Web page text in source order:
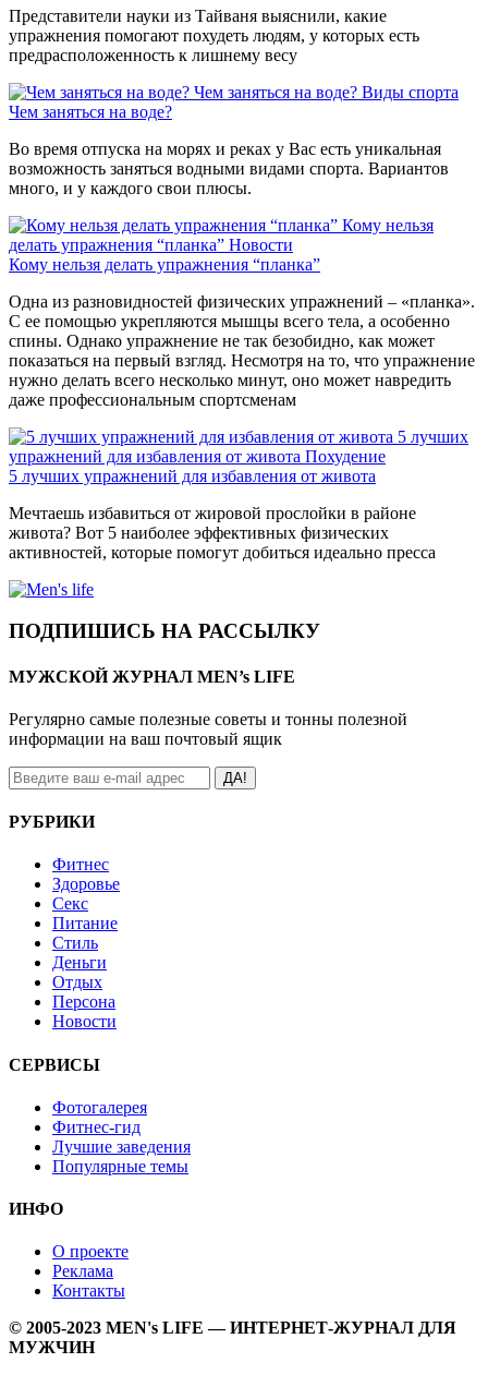
Представители науки из Тайваня выяснили, какие
упражнения помогают похудеть людям, у которых есть
предрасположенность к лишнему весу
Чем заняться на воде? Виды спорта
Чем заняться на воде?
Во время отпуска на морях и реках у Вас есть уникальная
возможность заняться водными видами спорта. Вариантов
много, и у каждого свои плюсы.
Кому нельзя
делать упражнения “планка” Новости
Кому нельзя делать упражнения “планка”
Одна из разновидностей физических упражнений – «планка».
С ее помощью укрепляются мышцы всего тела, а особенно
спины. Однако упражнение не так безобидно, как может
показаться на первый взгляд. Несмотря на то, что упражнение
нужно делать всего несколько минут, оно может навредить
даже профессиональным спортсменам
5 лучших
упражнений для избавления от живота Похудение
5 лучших упражнений для избавления от живота
Мечтаешь избавиться от жировой прослойки в районе
живота? Вот 5 наиболее эффективных физических
активностей, которые помогут добиться идеально пресса
ПОДПИШИСЬ НА РАССЫЛКУ
МУЖСКОЙ ЖУРНАЛ MEN’s LIFE
Регулярно самые полезные советы и тонны полезной
информации на ваш почтовый ящик
ДА!
РУБРИКИ
Фитнес
Здоровье
Секс
Питание
Стиль
Деньги
Отдых
Персона
Новости
СЕРВИСЫ
Фотогалерея
Фитнес-гид
Лучшие заведения
Популярные темы
ИНФО
О проекте
Реклама
Контакты
© 2005-2023 MEN's LIFE — ИНТЕРНЕТ-ЖУРНАЛ ДЛЯ
МУЖЧИН